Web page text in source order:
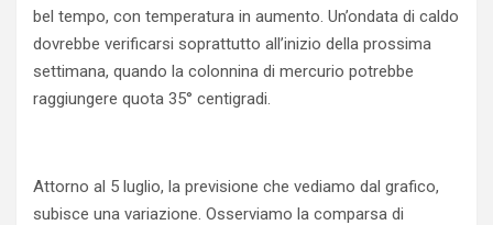
bel tempo, con temperatura in aumento. Un’ondata di caldo
dovrebbe verificarsi soprattutto all’inizio della prossima
settimana, quando la colonnina di mercurio potrebbe
raggiungere quota 35° centigradi.
Attorno al 5 luglio, la previsione che vediamo dal grafico,
subisce una variazione. Osserviamo la comparsa di